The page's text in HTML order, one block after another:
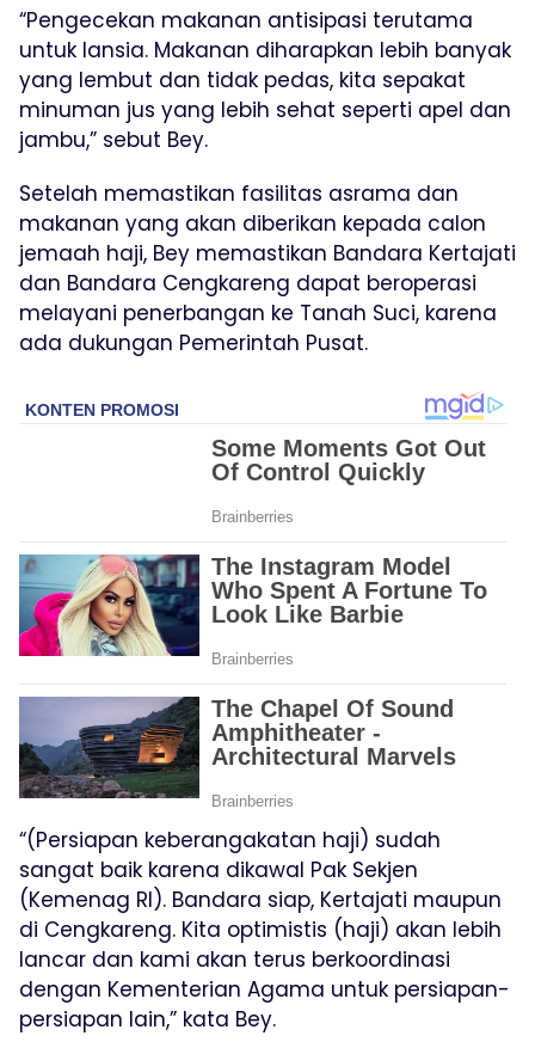
“Pengecekan makanan antisipasi terutama
untuk lansia. Makanan diharapkan lebih banyak
yang lembut dan tidak pedas, kita sepakat
minuman jus yang lebih sehat seperti apel dan
jambu,” sebut Bey.
Setelah memastikan fasilitas asrama dan
makanan yang akan diberikan kepada calon
jemaah haji, Bey memastikan Bandara Kertajati
dan Bandara Cengkareng dapat beroperasi
melayani penerbangan ke Tanah Suci, karena
ada dukungan Pemerintah Pusat.
“(Persiapan keberangakatan haji) sudah
sangat baik karena dikawal Pak Sekjen
(Kemenag RI). Bandara siap, Kertajati maupun
di Cengkareng. Kita optimistis (haji) akan lebih
lancar dan kami akan terus berkoordinasi
dengan Kementerian Agama untuk persiapan-
persiapan lain,” kata Bey.